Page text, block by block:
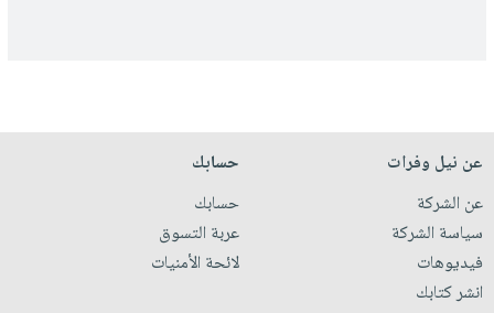
عن نيل وفرات
عن الشركة
سياسة الشركة
فيديوهات
انشر كتابك
حسابك
حسابك
عربة التسوق
لائحة الأمنيات